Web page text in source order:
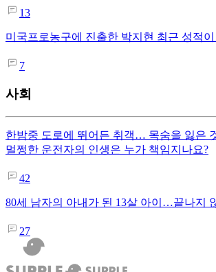
13
미국프로농구에 진출한 박지현 최근 성적
7
사회
한밤중 도로에 뛰어든 취객… 목숨을 잃은
멀쩡한 운전자의 인생은 누가 책임지나요?
42
80세 남자의 아내가 된 13살 아이…끝나지
27